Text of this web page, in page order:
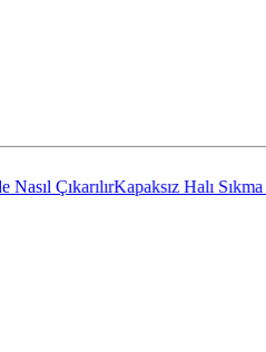
Kapaksız Halı Sıkma